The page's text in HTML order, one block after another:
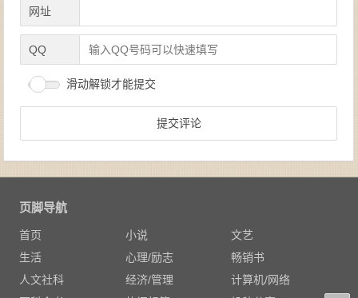
网址
QQ
滑动解锁才能提交
页脚导航
首页 小说
文艺
生活
心理/励志
畅销书
人文社科
经济/管理
计算机/网络